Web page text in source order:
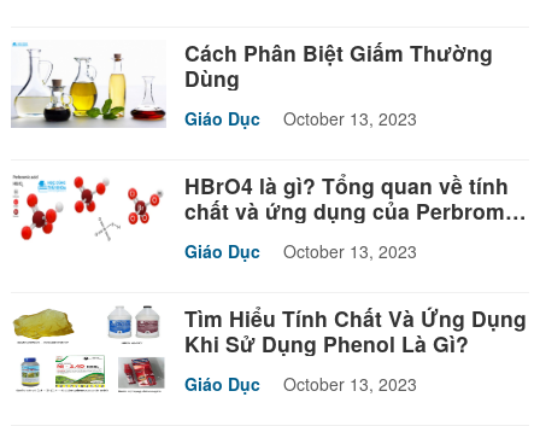
Cách Phân Biệt Giấm Thường
Dùng
Giáo Dục October 13, 2023
HBrO4 là gì? Tổng quan về tính
chất và ứng dụng của Perbromic
Giáo Dục October 13, 2023
Tìm Hiểu Tính Chất Và Ứng Dụng
Khi Sử Dụng Phenol Là Gì?
Giáo Dục October 13, 2023